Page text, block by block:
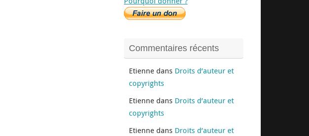
Commentaires récents
Etienne dans Droits d’auteur et
copyrights
Etienne dans Droits d’auteur et
copyrights
Etienne dans Droits d’auteur et